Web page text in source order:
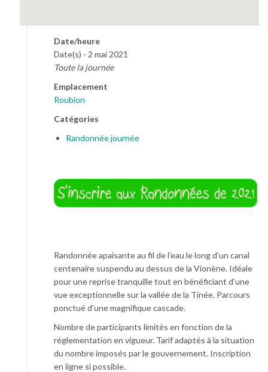
Date/heure
Date(s) - 2 mai 2021
Toute la journée
Emplacement
Roubion
Catégories
Randonnée journée
Randonnée apaisante au fil de l’eau le long d’un canal
centenaire suspendu au dessus de la Vionène. Idéale
pour une reprise tranquille tout en bénéficiant d’une
vue exceptionnelle sur la vallée de la Tinée. Parcours
ponctué d’une magnifique cascade.
Nombre de participants limités en fonction de la
réglementation en vigueur. Tarif adaptés à la situation
du nombre imposés par le gouvernement. Inscription
en ligne si possible.